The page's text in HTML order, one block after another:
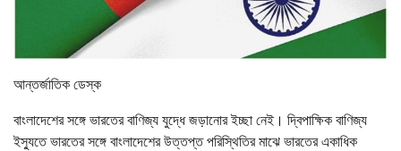
আন্তর্জাতিক ডেস্ক
বাংলাদেশের সঙ্গে ভারতের বাণিজ্য যুদ্ধে জড়ানোর ইচ্ছা নেই। দ্বিপাক্ষিক বাণিজ্য
ইস্যুতে ভারতের সঙ্গে বাংলাদেশের উত্তপ্ত পরিস্থিতির মাঝে ভারতের একাধিক